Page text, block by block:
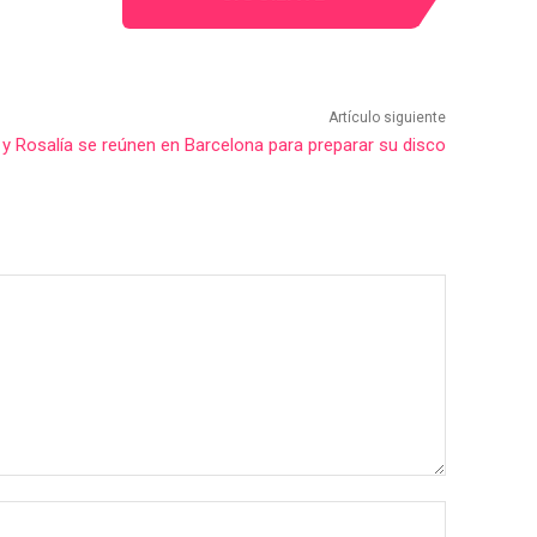
Artículo siguiente
y Rosalía se reúnen en Barcelona para preparar su disco